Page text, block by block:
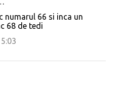
numarul 66 si inca un
68 de tedi